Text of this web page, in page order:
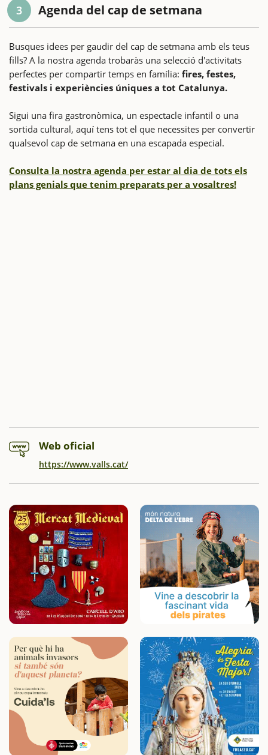
3 Agenda del cap de setmana
Busques idees per gaudir del cap de setmana amb els teus
fills? A la nostra agenda trobaràs una selecció d'activitats
perfectes per compartir temps en família: fires, festes,
festivals i experiències úniques a tot Catalunya.
Sigui una fira gastronòmica, un espectacle infantil o una
sortida cultural, aquí tens tot el que necessites per convertir
qualsevol cap de setmana en una escapada especial.
Consulta la nostra agenda per estar al dia de tots els
plans genials que tenim preparats per a vosaltres!
Web oficial
https://www.valls.cat/